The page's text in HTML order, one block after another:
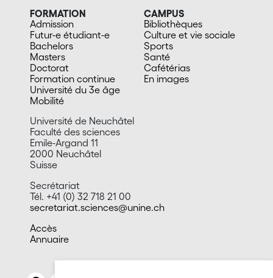
FORMATION
Admission
Futur-e étudiant-e
Bachelors
Masters
Doctorat
Formation continue
Université du 3e âge
Mobilité
CAMPUS
Bibliothèques
Culture et vie sociale
Sports
Santé
Cafétérias
En images
Université de Neuchâtel
Faculté des sciences
Emile-Argand 11
2000 Neuchâtel
Suisse
Secrétariat
Tél. +41 (0) 32 718 21 00
secretariat.sciences@unine.ch
Accès
Annuaire